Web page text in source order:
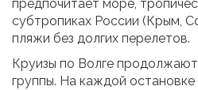
предпочитает море,
субтропиках России (Крым,
пляжи без долгих перелетов.
Круизы по Волге
группы. На каждой